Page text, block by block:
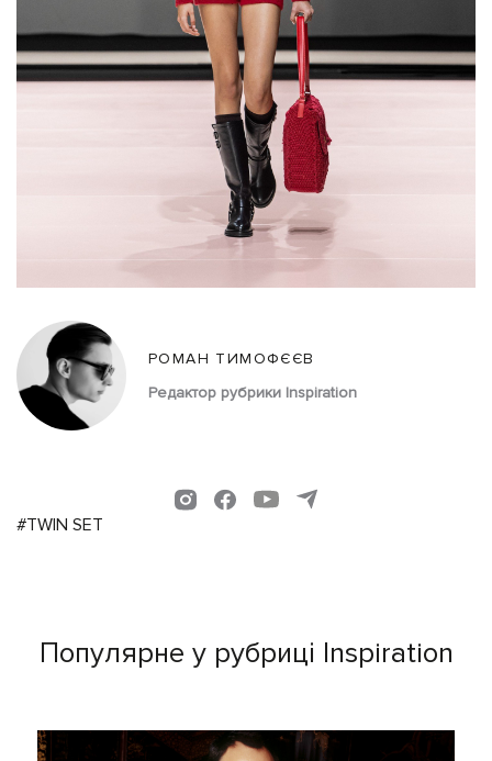
РОМАН ТИМОФЄЄВ
Редактор рубрики Inspiration
#TWIN SET
Популярне у рубриці Inspiration